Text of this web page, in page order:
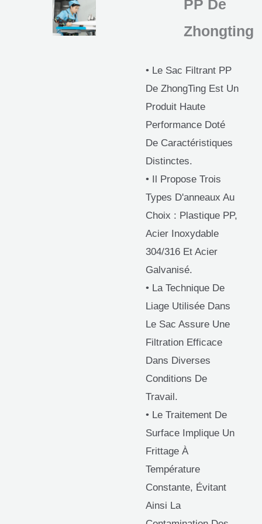
PP De
Zhongting
• Le Sac Filtrant PP
De ZhongTing Est Un
Produit Haute
Performance Doté
De Caractéristiques
Distinctes.
• Il Propose Trois
Types D'anneaux Au
Choix : Plastique PP,
Acier Inoxydable
304/316 Et Acier
Galvanisé.
• La Technique De
Liage Utilisée Dans
Le Sac Assure Une
Filtration Efficace
Dans Diverses
Conditions De
Travail.
• Le Traitement De
Surface Implique Un
Frittage À
Température
Constante, Évitant
Ainsi La